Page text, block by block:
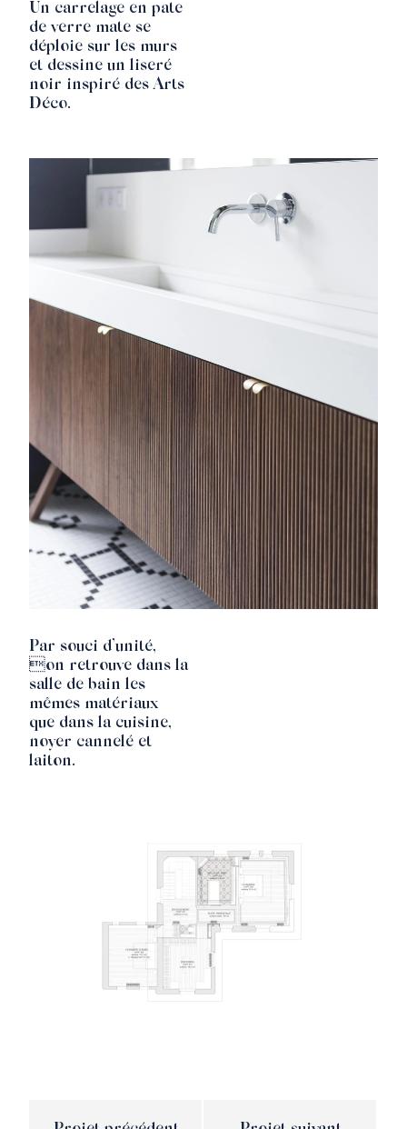
Un carrelage en pate
de verre mate se
déploie sur les murs
et dessine un liseré
noir inspiré des Arts
Déco.
Par souci d’unité,
on retrouve dans la
salle de bain les
mêmes matériaux
que dans la cuisine,
noyer cannelé et
laiton.